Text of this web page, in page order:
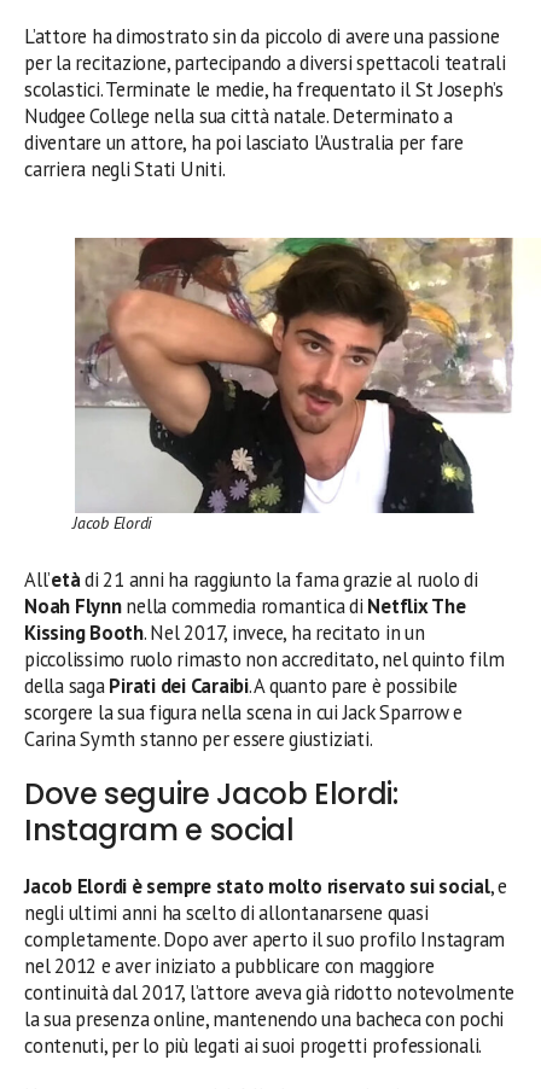
L’attore ha dimostrato sin da piccolo di avere una passione
per la recitazione, partecipando a diversi spettacoli teatrali
scolastici. Terminate le medie, ha frequentato il St Joseph’s
Nudgee College nella sua città natale. Determinato a
diventare un attore, ha poi lasciato l’Australia per fare
carriera negli Stati Uniti.
Jacob Elordi
All’etàdi 21 anni ha raggiunto la fama grazie al ruolo di
Noah Flynnnella commedia romantica di Netflix The
Kissing Booth. Nel 2017, invece, ha recitato in un
piccolissimo ruolo rimasto non accreditato, nel quinto film
della sagaPirati dei Caraibi. A quanto pare è possibile
scorgere la sua figura nella scena in cui Jack Sparrow e
Carina Symth stanno per essere giustiziati.
Dove seguire Jacob Elordi:
Instagram e social
Jacob Elordi è sempre stato molto riservato sui social, e
negli ultimi anni ha scelto di allontanarsene quasi
completamente. Dopo aver aperto il suo profilo Instagram
nel 2012 e aver iniziato a pubblicare con maggiore
continuità dal 2017, l’attore aveva già ridotto notevolmente
la sua presenza online, mantenendo una bacheca con pochi
contenuti, per lo più legati ai suoi progetti professionali.